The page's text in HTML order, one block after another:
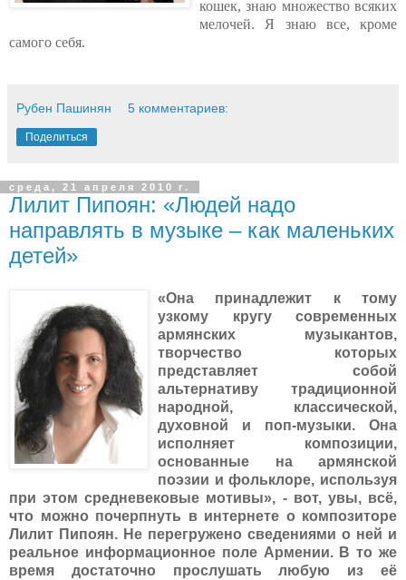
кошек, знаю множество всяких
мелочей. Я знаю все, кроме
самого себя.
Рубен Пашинян 5 комментариев:
Поделиться
среда, 21 апреля 2010 г.
Лилит Пипоян: «Людей надо
направлять в музыке – как маленьких
детей»
«Она принадлежит к тому
узкому кругу современных
армянских музыкантов,
творчество которых
представляет собой
альтернативу традиционной
народной, классической,
духовной и поп-музыки. Она
исполняет композиции,
основанные на армянской
поэзии и фольклоре, используя
при этом средневековые мотивы», - вот, увы, всё,
что можно почерпнуть в интернете о композиторе
Лилит Пипоян. Не перегружено сведениями о ней и
реальное информационное поле Армении. В то же
время достаточно прослушать любую из её